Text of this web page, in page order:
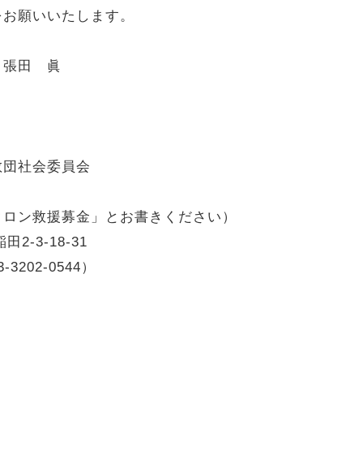
願いいたします。
張田 眞
社会委員会
ン救援募金」とお書きください）
田2-3-18-31
3202-0544）